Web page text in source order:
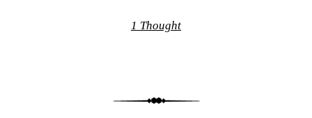
1 Thought